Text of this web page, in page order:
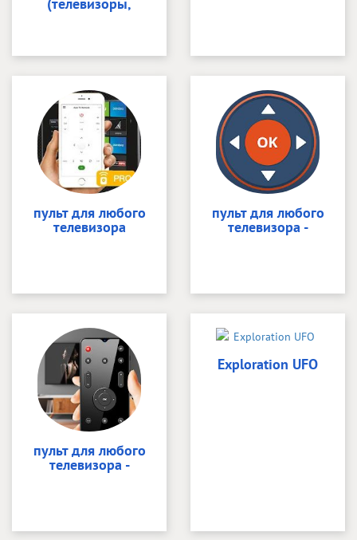
пульт для любого
телевизора
пульт для любого
телевизора -
пульт для любого
телевизора -
Exploration UFO